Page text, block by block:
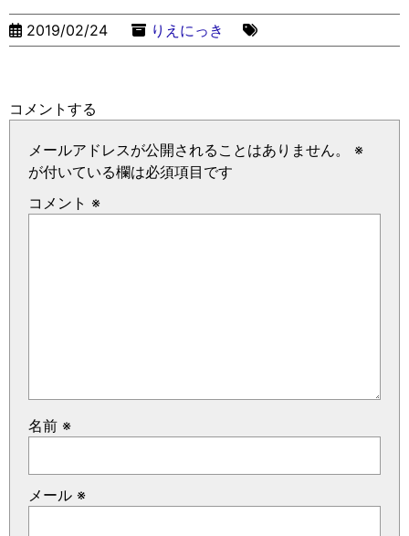
2019/02/24 りえにっき
コメントする
メールアドレスが公開されることはありません。
※
が付いている欄は必須項目です
コメント ※
名前 ※
メール ※